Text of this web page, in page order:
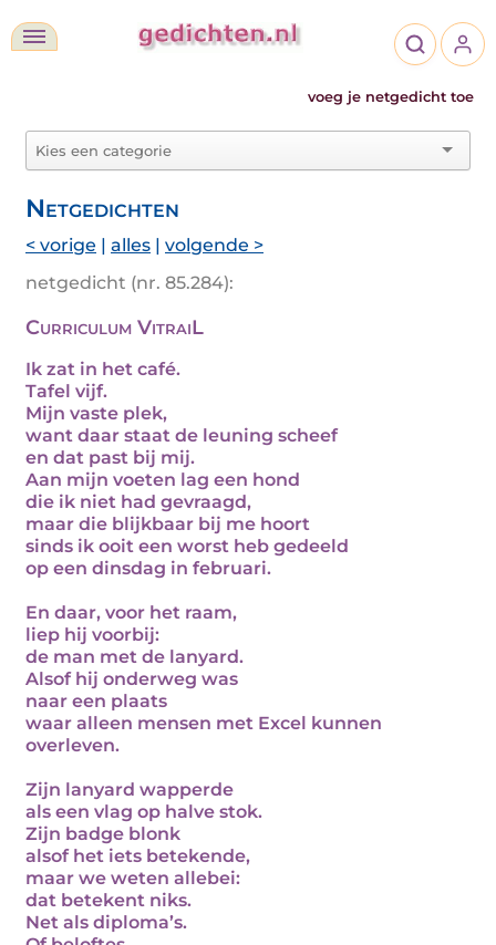
voeg je netgedicht toe
Netgedichten
< vorige | alles | volgende >
netgedicht (nr. 85.284):
Curriculum VitraiL
Ik zat in het café.
Tafel vijf.
Mijn vaste plek,
want daar staat de leuning scheef
en dat past bij mij.
Aan mijn voeten lag een hond
die ik niet had gevraagd,
maar die blijkbaar bij me hoort
sinds ik ooit een worst heb gedeeld
op een dinsdag in februari.
En daar, voor het raam,
liep hij voorbij:
de man met de lanyard.
Alsof hij onderweg was
naar een plaats
waar alleen mensen met Excel kunnen
overleven.
Zijn lanyard wapperde
als een vlag op halve stok.
Zijn badge blonk
alsof het iets betekende,
maar we weten allebei:
dat betekent niks.
Net als diploma’s.